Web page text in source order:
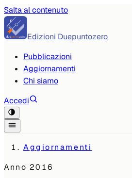
Salta al contenuto
Edizioni Duepuntozero
Pubblicazioni
Aggiornamenti
Chi siamo
Accedi
Aggiornamenti
Anno2016